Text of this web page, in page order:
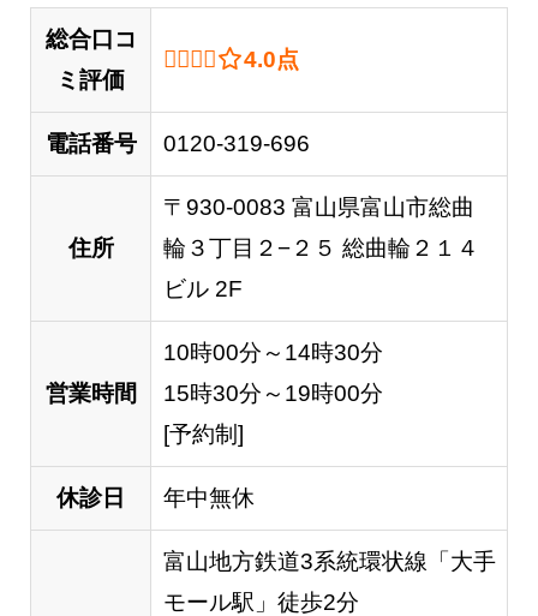
総合口コ
ミ評価
4.0 out of 5.0 stars
4.0点
電話番号 0120-319-696
住所
〒930-0083 富山県富山市総曲
輪３丁目２−２５ 総曲輪２１４
ビル 2F
営業時間
10時00分～14時30分
15時30分～19時00分
[予約制]
休診日 年中無休
富山地方鉄道3系統環状線「大手
モール駅」徒歩2分